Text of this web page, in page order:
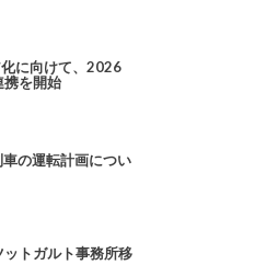
化に向けて、2026
を開始
の運転計画につい
トガルト事務所移